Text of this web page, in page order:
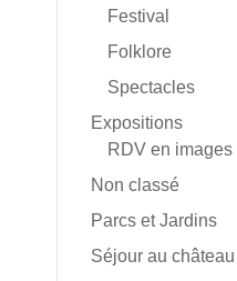
Festival
Folklore
Spectacles
Expositions
RDV en images
Non classé
Parcs et Jardins
Séjour au château